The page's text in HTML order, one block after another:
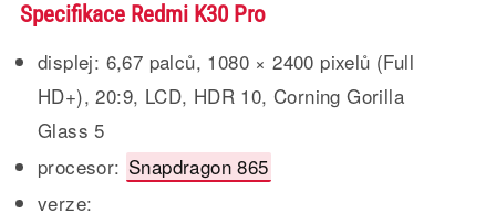
Specifikace Redmi K30 Pro
displej: 6,67 palců, 1080 × 2400 pixelů (Full
HD+), 20:9, LCD, HDR 10, Corning Gorilla
Glass 5
procesor: Snapdragon 865
verze: